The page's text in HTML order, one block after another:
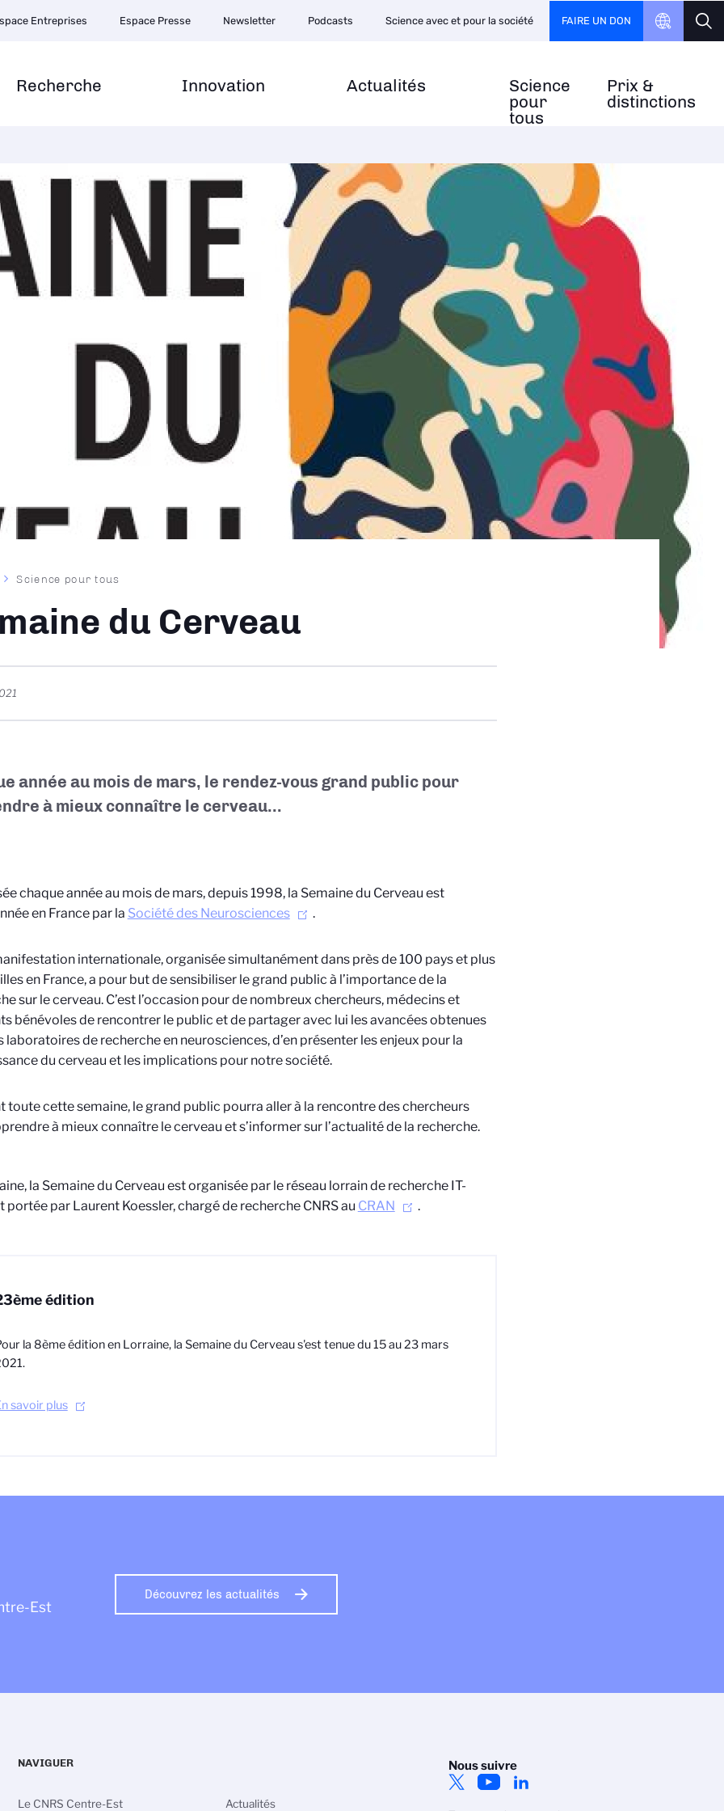
Recherche Innovation Actualités
Science
pour
tous
Prix &
distinctions
Entreprises Espace Presse Newsletter Podcasts Science avec et pour la société FAIRE UN DON
Science pour tous
du Cerveau
année au mois de mars, le rendez-vous grand public pour
à mieux connaître le cerveau...
chaque année au mois de mars, depuis 1998, la Semaine du Cerveau est
en France par la Société des Neurosciences .
internationale, organisée simultanément dans près de 100 pays et plus
en France, a pour but de sensibiliser le grand public à l’importance de la
sur le cerveau. C’est l’occasion pour de nombreux chercheurs, médecins et
bénévoles de rencontrer le public et de partager avec lui les avancées obtenues
laboratoires de recherche en neurosciences, d’en présenter les enjeux pour la
du cerveau et les implications pour notre société.
toute cette semaine, le grand public pourra aller à la rencontre des chercheurs
à mieux connaître le cerveau et s’informer sur l’actualité de la recherche.
la Semaine du Cerveau est organisée par le réseau lorrain de recherche IT-
portée par Laurent Koessler, chargé de recherche CNRS au CRAN .
édition
la 8ème édition en Lorraine, la Semaine du Cerveau s'est tenue du 15 au 23 mars
savoir plus
Est
Découvrez les actualités
Nous suivre
NAVIGUER
Le CNRS Centre-Est Actualités